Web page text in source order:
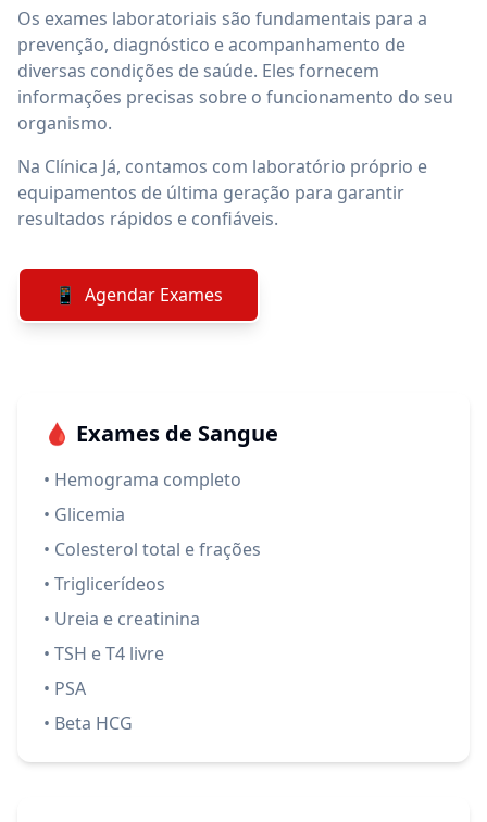
Os exames laboratoriais são fundamentais para a
prevenção, diagnóstico e acompanhamento de
diversas condições de saúde. Eles fornecem
informações precisas sobre o funcionamento do seu
organismo.
Na Clínica Já, contamos com laboratório próprio e
equipamentos de última geração para garantir
resultados rápidos e confiáveis.
📱 Agendar Exames
🩸 Exames de Sangue
• Hemograma completo
• Glicemia
• Colesterol total e frações
• Triglicerídeos
• Ureia e creatinina
• TSH e T4 livre
• PSA
• Beta HCG